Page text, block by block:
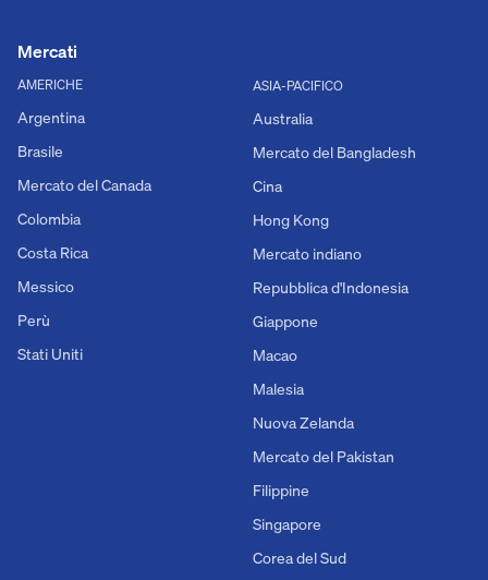
Mercati
AMERICHE
Argentina
Brasile
Mercato del Canada
Colombia
Costa Rica
Messico
Perù
Stati Uniti
ASIA-PACIFICO
Australia
Mercato del Bangladesh
Cina
Hong Kong
Mercato indiano
Repubblica d'Indonesia
Giappone
Macao
Malesia
Nuova Zelanda
Mercato del Pakistan
Filippine
Singapore
Corea del Sud